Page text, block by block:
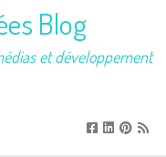
Blog
et développement